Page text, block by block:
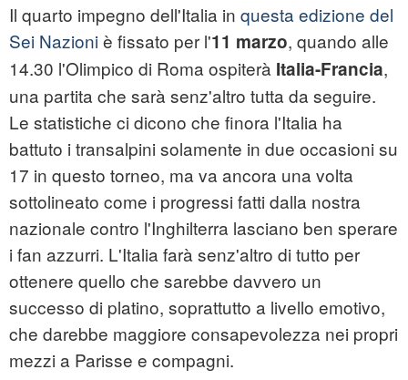
Il quarto impegno dell'Italia in questa edizione del
Sei Nazioniè fissato per l'11 marzo, quando alle
14.30 l'Olimpico di Roma ospiterà Italia-Francia,
una partita che sarà senz'altro tutta da seguire.
Le statistiche ci dicono che finora l'Italia ha
battuto i transalpini solamente in due occasioni su
17 in questo torneo, ma va ancora una volta
sottolineato come i progressi fatti dalla nostra
nazionale contro l'Inghilterra lasciano ben sperare
i fan azzurri. L'Italia farà senz'altro di tutto per
ottenere quello che sarebbe davvero un
successo di platino, soprattutto a livello emotivo,
che darebbe maggiore consapevolezza nei propri
mezzi a Parisse e compagni.